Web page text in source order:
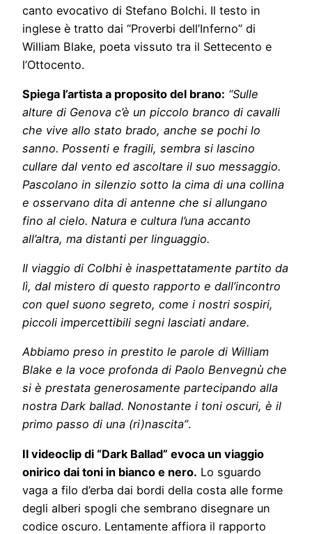
canto evocativo di Stefano Bolchi. Il testo in
inglese è tratto dai “Proverbi dell’Inferno” di
William Blake, poeta vissuto tra il Settecento e
l’Ottocento.
Spiega l’artista a proposito del brano: “Sulle
alture di Genova c’è un piccolo branco di cavalli
che vive allo stato brado, anche se pochi lo
sanno. Possenti e fragili, sembra si lascino
cullare dal vento ed ascoltare il suo messaggio.
Pascolano in silenzio sotto la cima di una collina
e osservano dita di antenne che si allungano
fino al cielo. Natura e cultura l’una accanto
all’altra, ma distanti per linguaggio.
Il viaggio di Colbhi è inaspettatamente partito da
lì, dal mistero di questo rapporto e dall’incontro
con quel suono segreto, come i nostri sospiri,
piccoli impercettibili segni lasciati andare.
Abbiamo preso in prestito le parole di William
Blake e la voce profonda di Paolo Benvegnù che
si è prestata generosamente partecipando alla
nostra Dark ballad. Nonostante i toni oscuri, è il
primo passo di una (ri)nascita”.
Il videoclip di “Dark Ballad” evoca un viaggio
onirico dai toni in bianco e nero. Lo sguardo
vaga a filo d’erba dai bordi della costa alle forme
degli alberi spogli che sembrano disegnare un
codice oscuro. Lentamente affiora il rapporto